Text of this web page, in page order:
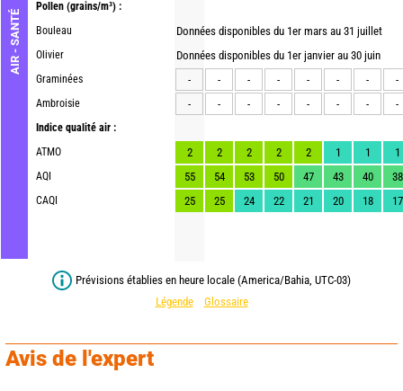
AIR - SANTÉ
Pollen (grains/m³) :
Bouleau
Olivier
Graminées
Ambroisie
Indice qualité air :
ATMO
AQI
CAQI
Données disponibles du 1er mars au 31 juillet
Données disponibles du 1er janvier au 30 juin
-
- - - - - -
-
-
- - - - - - -
2 2 2 2 2 1 1
1
55
54 53 50 47 43 40
38
25
25 24 22 21 20 18 17
Prévisions établies en heure locale (America/Bahia, UTC-03)
Légende
Glossaire
Avis de l'expert